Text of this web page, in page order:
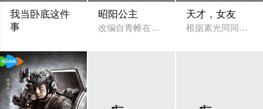
我当卧底这件
事
昭阳公主
改编自青帷在晋江文学城的小说《平阳公
天才，女友
根据素光同同名小